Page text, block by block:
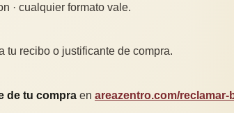
· cualquier formato vale.
tu recibo o justificante de compra.
de tu compra en areazentro.com/reclamar-